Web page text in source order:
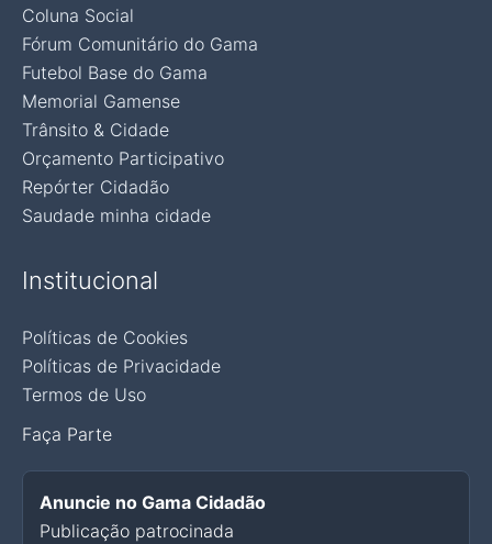
Coluna Social
Fórum Comunitário do Gama
Futebol Base do Gama
Memorial Gamense
Trânsito & Cidade
Orçamento Participativo
Repórter Cidadão
Saudade minha cidade
Institucional
Políticas de Cookies
Políticas de Privacidade
Termos de Uso
Faça Parte
Anuncie no Gama Cidadão
Publicação patrocinada